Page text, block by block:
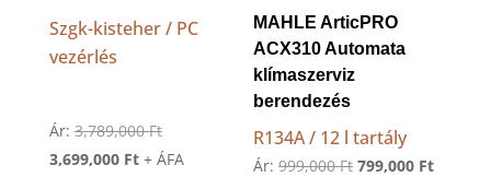
Szgk-kisteher / PC
vezérlés
Ár: 3,789,000FtOriginal
price
3,699,000 FtCurrent
+ ÁFA
MAHLE ArticPRO
ACX310 Automata
klímaszerviz
berendezés
R134A / 12 l tartály
Ár:999,000Ft Original
799,000 FtCurrent